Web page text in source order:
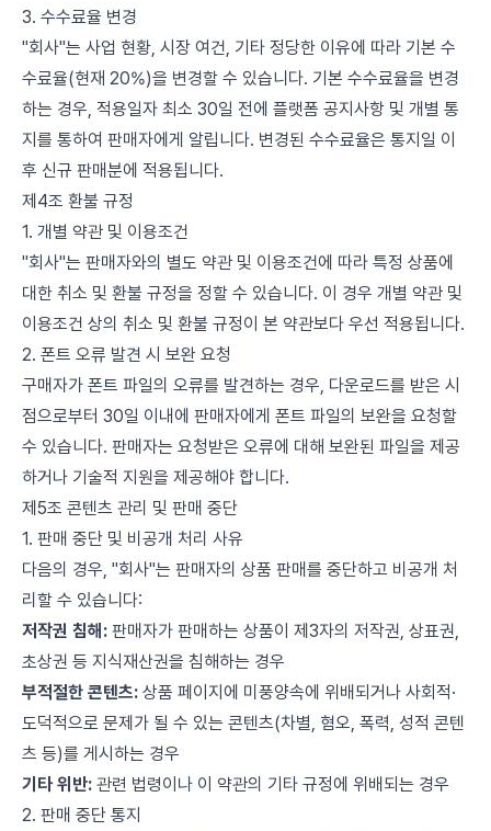
3. 수수료율 변경
"회사"는 사업 현황, 시장 여건, 기타 정당한 이유에 따라 기본 수
수료율(현재 20%)을 변경할 수 있습니다. 기본 수수료율을 변경
하는 경우, 적용일자 최소 30일 전에 플랫폼 공지사항 및 개별 통
지를 통하여 판매자에게 알립니다. 변경된 수수료율은 통지일 이
후 신규 판매분에 적용됩니다.
제4조 환불 규정
1. 개별 약관 및 이용조건
"회사"는 판매자와의 별도 약관 및 이용조건에 따라 특정 상품에
대한 취소 및 환불 규정을 정할 수 있습니다. 이 경우 개별 약관 및
이용조건 상의 취소 및 환불 규정이 본 약관보다 우선 적용됩니다.
2. 폰트 오류 발견 시 보완 요청
구매자가 폰트 파일의 오류를 발견하는 경우, 다운로드를 받은 시
점으로부터 30일 이내에 판매자에게 폰트 파일의 보완을 요청할
수 있습니다. 판매자는 요청받은 오류에 대해 보완된 파일을 제공
하거나 기술적 지원을 제공해야 합니다.
제5조 콘텐츠 관리 및 판매 중단
1. 판매 중단 및 비공개 처리 사유
다음의 경우, "회사"는 판매자의 상품 판매를 중단하고 비공개 처
리할 수 있습니다:
저작권 침해: 판매자가 판매하는 상품이 제3자의 저작권, 상표권,
초상권 등 지식재산권을 침해하는 경우
부적절한 콘텐츠: 상품 페이지에 미풍양속에 위배되거나 사회적·
도덕적으로 문제가 될 수 있는 콘텐츠(차별, 혐오, 폭력, 성적 콘텐
츠 등)를 게시하는 경우
기타 위반: 관련 법령이나 이 약관의 기타 규정에 위배되는 경우
2. 판매 중단 통지